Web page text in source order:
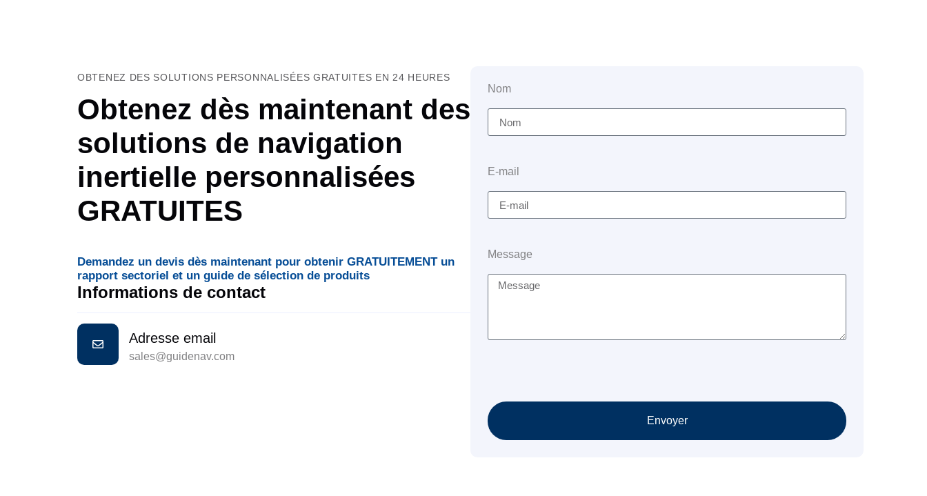
OBTENEZ DES SOLUTIONS PERSONNALISÉES GRATUITES EN 24 HEURES
Obtenez dès maintenant des
solutions de navigation
inertielle personnalisées
GRATUITES
Demandez un devis dès maintenant pour obtenir GRATUITEMENT un
rapport sectoriel et un guide de sélection de produits
Informations de contact
Adresse email
sales@guidenav.com
Nom
E-mail
Message
Envoyer